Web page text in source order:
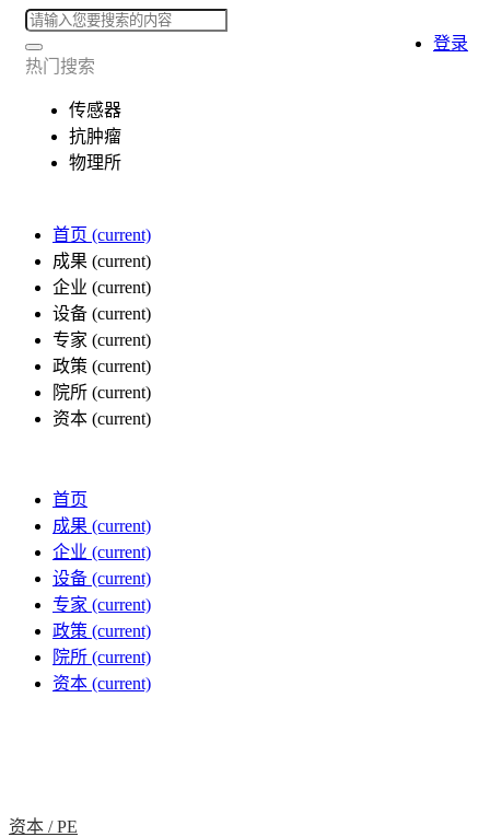
热门搜索
传感器
抗肿瘤
物理所
首页 (current)
成果 (current)
企业 (current)
设备 (current)
专家 (current)
政策 (current)
院所 (current)
资本 (current)
登录
首页
成果 (current)
企业 (current)
设备 (current)
专家 (current)
政策 (current)
院所 (current)
资本 (current)
资本 /PE